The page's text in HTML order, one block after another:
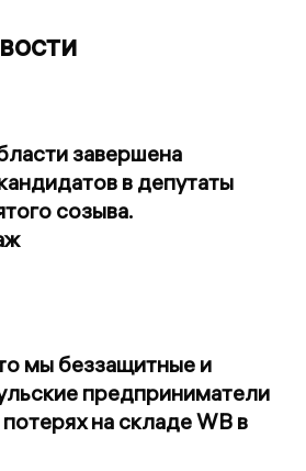
завершена
в депутаты
созыва.
мы беззащитные и
предприниматели
на складе WB в